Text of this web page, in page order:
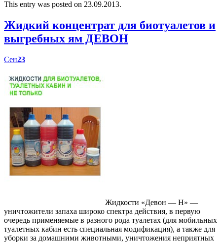
This entry was posted on 23.09.2013.
Жидкий концентрат для биотуалетов и
выгребных ям ДЕВОН
Сен23
Жидкости «Девон — Н» —
уничтожители запаха широко спектра действия, в первую
очередь применяемые в разного рода туалетах (для мобильных
туалетных кабин есть специальная модификация), а также для
уборки за домашними животными, уничтожения неприятных